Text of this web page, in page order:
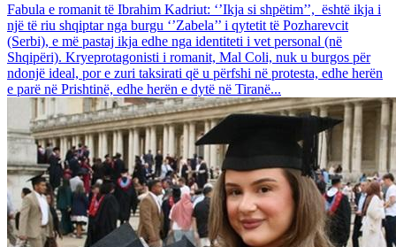
Fabula e romanit të Ibrahim Kadriut: ‘’Ikja si shpëtim’’, është ikja i
një të riu shqiptar nga burgu ‘’Zabela’’ i qytetit të Pozharevcit
(Serbi), e më pastaj ikja edhe nga identiteti i vet personal (në
Shqipëri). Kryeprotagonisti i romanit, Mal Coli, nuk u burgos për
ndonjë ideal, por e zuri taksirati që u përfshi në protesta, edhe herën
e parë në Prishtinë, edhe herën e dytë në Tiranë...